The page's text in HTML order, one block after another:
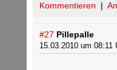
Kommentieren |
#27 Pillepalle
15.03.2010 um 08:11